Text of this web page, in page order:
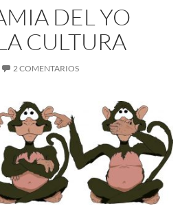
DEL YO
CULTURA
2 COMENTARIOS